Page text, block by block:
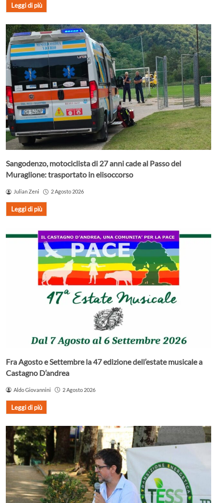
Leggi di più
Sangodenzo, motociclista di 27 anni cade al Passo del
Muraglione: trasportato in elisoccorso
Julian Zeni 2 Agosto 2026
Leggi di più
Fra Agosto e Settembre la 47 edizione dell’estate musicale a
Castagno D’andrea
Aldo Giovannini 2 Agosto 2026
Leggi di più